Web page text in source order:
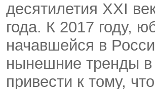
десятилетия XXI
года. К 2017 году,
начавшейся в
нынешние тренды в
привести к тому,